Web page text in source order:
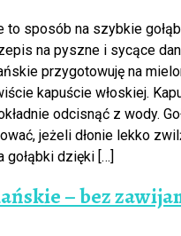
to sposób na szybkie
na pyszne i sycące
przygotowuję na
kapuście włoskiej.
odcisnąć z wody.
jeżeli dłonie lekko
gołąbki dzięki […]
– bez